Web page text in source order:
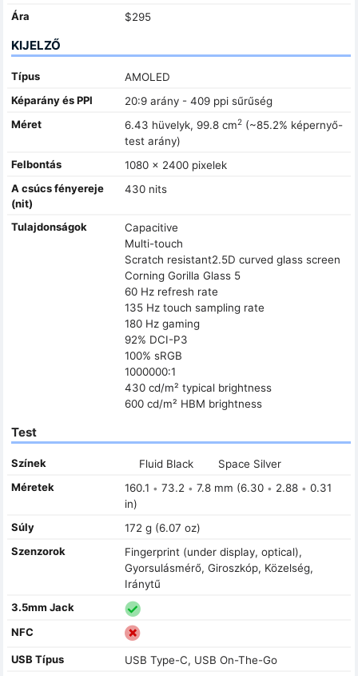
Ára
$295
KIJELZŐ
Típus
AMOLED
Képarány és PPI
20:9 arány - 409 ppi sűrűség
Méret
6.43 hüvelyk, 99.8 cm2(~85.2% képernyő-
test arány)
Felbontás
1080 x 2400 pixelek
A csúcs fényereje
(nit)
430 nits
Tulajdonságok
Capacitive
Multi-touch
Scratch resistant2.5D curved glass screen
Corning Gorilla Glass 5
60 Hz refresh rate
135 Hz touch sampling rate
180 Hz gaming
92% DCI-P3
100% sRGB
1000000:1
430 cd/m² typical brightness
600 cd/m² HBM brightness
Test
Színek Fluid Black
Space Silver
Méretek
160.1 • 73.2 • 7.8 mm (6.30 • 2.88 • 0.31
in)
Súly
172 g (6.07 oz)
Szenzorok
Fingerprint (under display, optical),
Gyorsulásmérő, Giroszkóp, Közelség,
Iránytű
3.5mm Jack
NFC
USB Típus
USB Type-C, USB On-The-Go